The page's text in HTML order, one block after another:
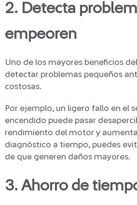
2. Detecta
empeoren
Uno de los mayores beneficios
detectar problemas pequeños
costosas.
Por ejemplo, un ligero fallo en el
encendido puede pasar
rendimiento del motor y
diagnóstico a tiempo, puedes
de que generen daños mayores.
3. Ahorro de